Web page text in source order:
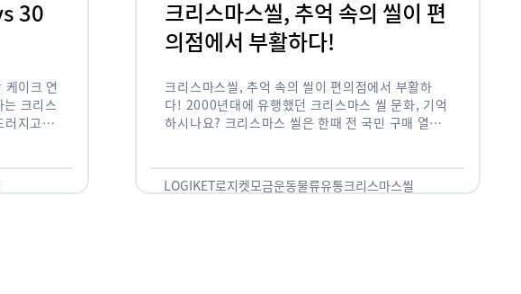
30
이크 연
크리스
지고 있
크리스마스씰, 추억 속의 씰이 편
의점에서 부활하다!
크리스마스씰, 추억 속의 씰이 편의점에서 부활하
다! 2000년대에 유행했던 크리스마스 씰 문화, 기억
하시나요? 크리스마스 씰은 한때 전 국민 구매 열풍
LOGIKET로지켓모금운동물류유통크리스마스씰